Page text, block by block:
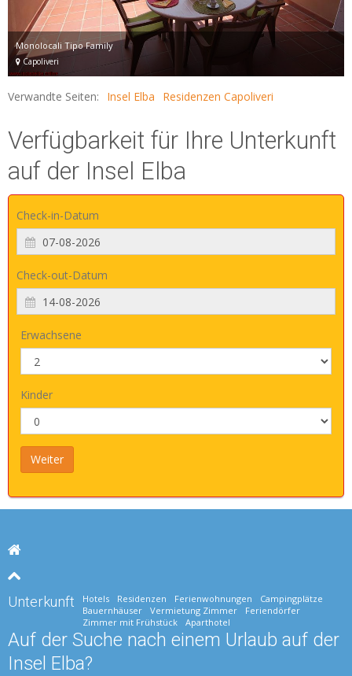
Monolocali Tipo Family
Capoliveri
Verwandte Seiten: Insel Elba Residenzen Capoliveri
Verfügbarkeit für Ihre Unterkunft
auf der Insel Elba
Check-in-Datum
Check-out-Datum
Erwachsene
Kinder
Unterkunft Hotels Residenzen Ferienwohnungen
Campingplätze
Bauernhäuser
Vermietung Zimmer
Feriendörfer
Zimmer mit Frühstück
Aparthotel
Auf der Suche nach einem Urlaub auf der
Insel Elba?